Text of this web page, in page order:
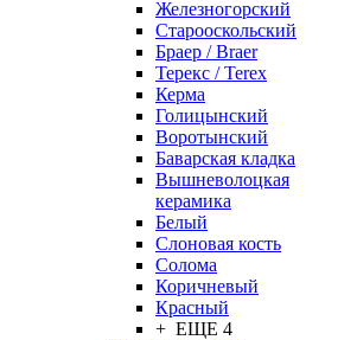
Железногорский
Старооскольский
Браер / Braer
Терекс / Terex
Керма
Голицынский
Воротынский
Баварская кладка
Вышневолоцкая
керамика
Белый
Слоновая кость
Солома
Коричневый
Красный
+ ЕЩЕ 4